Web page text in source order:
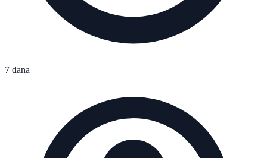
7 dana